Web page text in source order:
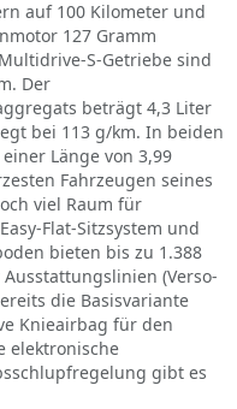
auf 100 Kilometer und
127 Gramm
S-Getriebe sind
Der
beträgt 4,3 Liter
bei 113 g/km. In beiden
Länge von 3,99
Fahrzeugen seines
viel Raum für
Flat-Sitzsystem und
bieten bis zu 1.388
(Verso-
die Basisvariante
Knieairbag für den
elektronische
gibt es